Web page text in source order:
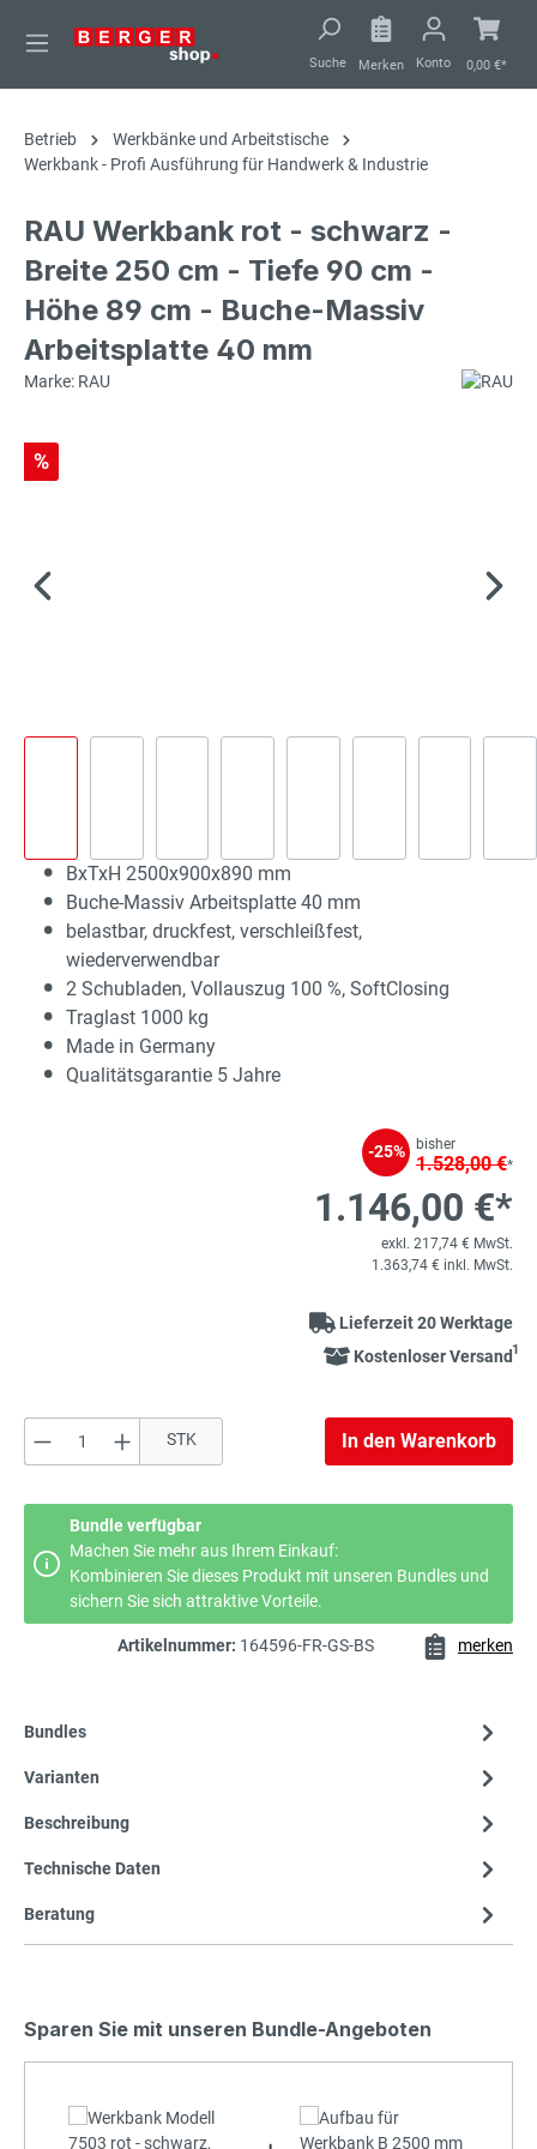
springen
Suche Merken Konto 0,00 €*
Betrieb
Werkbänke und Arbeitstische
Werkbank - Profi Ausführung für Handwerk & Industrie
RAU Werkbank rot - schwarz -
Breite 250 cm - Tiefe 90 cm -
Höhe 89 cm - Buche-Massiv
Arbeitsplatte 40 mm
Marke: RAU
%
BxTxH 2500x900x890 mm
Buche-Massiv Arbeitsplatte 40 mm
belastbar, druckfest, verschleißfest,
wiederverwendbar
2 Schubladen, Vollauszug 100 %, SoftClosing
Traglast 1000 kg
Made in Germany
Qualitätsgarantie 5 Jahre
-25% bisher
1.528,00 €*
1.146,00 €*
exkl. 217,74 € MwSt.
1.363,74 € inkl. MwSt.
Lieferzeit 20 Werktage
Kostenloser Versand1
Produkt Anzahl: Gib den gewünschten
STK In den Warenkorb
Bundle verfügbar
Machen Sie mehr aus Ihrem Einkauf:
Kombinieren Sie dieses Produkt mit unseren Bundles und
sichern Sie sich attraktive Vorteile.
Artikelnummer: 164596-FR-GS-BS merken
Bundles
Varianten
Beschreibung
Technische Daten
Beratung
Sparen Sie mit unseren Bundle-Angeboten